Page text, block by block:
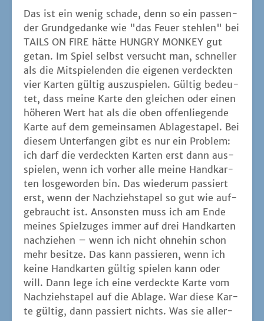
spie­len, wenn ich vor­her alle mei­ne Hand­kar­
ten los­ge­wor­den bin. Das wie­der­um pas­siert
erst, wenn der Nach­zieh­sta­pel so gut wie auf­
ge­braucht ist. Ansons­ten muss ich am Ende
mei­nes Spiel­zu­ges immer auf drei Hand­kar­ten
nach­zie­hen – wenn ich nicht ohne­hin schon
mehr besit­ze. Das kann pas­sie­ren, wenn ich
kei­ne Hand­kar­ten gül­tig spie­len kann oder
will. Dann lege ich eine ver­deck­te Kar­te vom
Nach­zieh­sta­pel auf die Abla­ge. War die­se Kar­
te gül­tig, dann pas­siert nichts. Was sie aller­
dings ungül­tig, dann neh­me ich alle dar­un­ter
lie­gen­den auf die Hand. Das muss gar nicht so
schlecht sein, weil ich näm­lich immer auch
meh­re­re Kar­ten des glei­chen Wer­tes gleich­zei­
tig aus­spie­len kann. Und wird somit mit den
aus­lie­gen­den Kar­ten ein Quar­tett gebil­det,
dann ver­schwin­det der gesam­te Abla­ge­sta­pel
und ich darf eine neue Kar­te ausspielen.
Im End­ef­fekt teilt sich HUNGRY MONKEY in
zwei Pha­sen auf. In der ers­ten Pha­se ver­su­che
ich mei­ne Hand für die End­pha­se vor­zu­be­rei­